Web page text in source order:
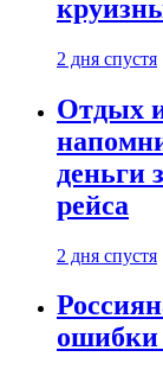
2 дня спустя
Отдых
деньги
рейса
2 дня спустя
ошибки